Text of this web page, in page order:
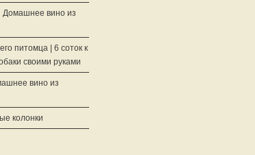
Домашнее вино из
питомца | 6 соток к
своими руками
вино из
колонки